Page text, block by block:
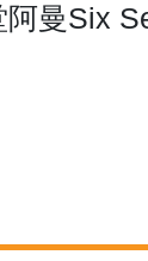
阿曼Six